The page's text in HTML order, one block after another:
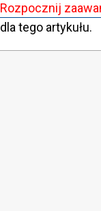
Rozpocznij
dla tego artykułu.